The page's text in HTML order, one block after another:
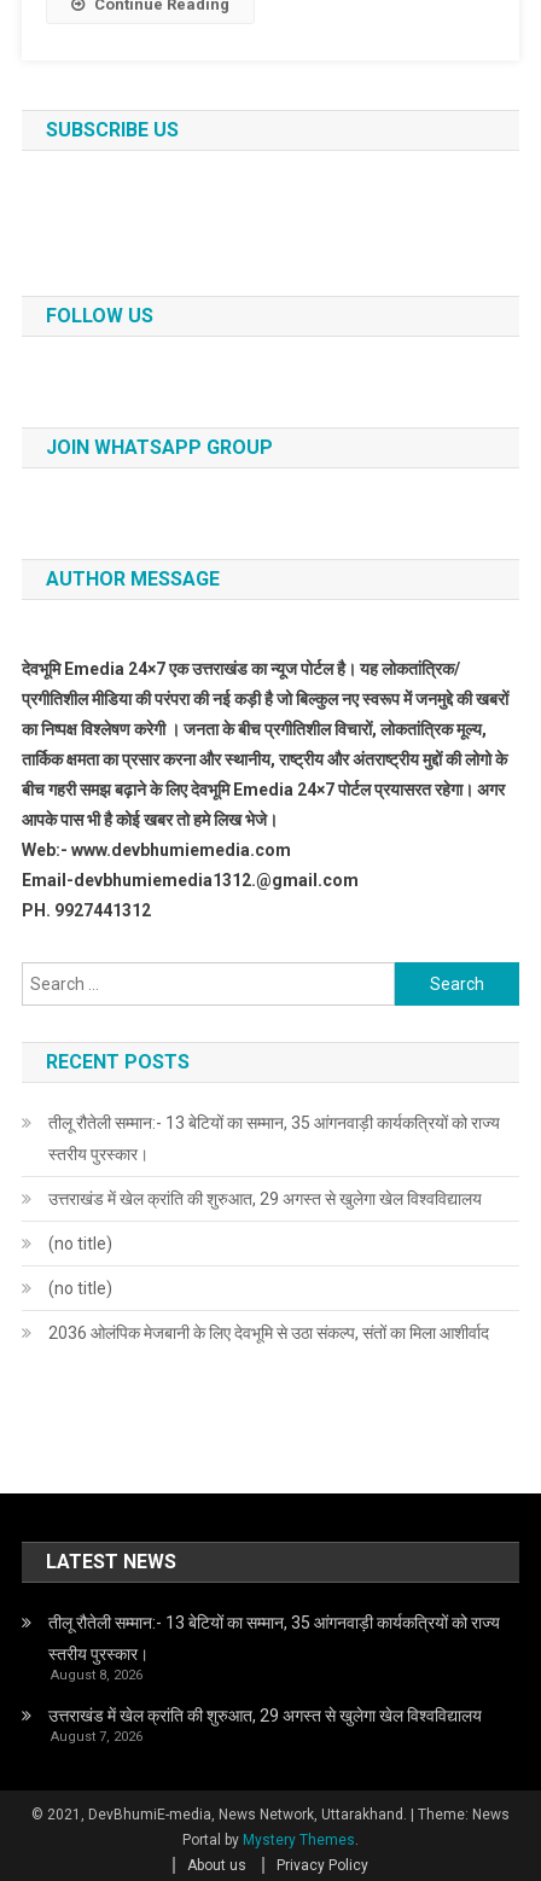
Continue Reading
SUBSCRIBE US
FOLLOW US
JOIN WHATSAPP GROUP
AUTHOR MESSAGE
देवभूमि Emedia 24×7 एक उत्तराखंड का न्यूज पोर्टल है। यह लोकतांत्रिक/
प्रगीतिशील मीडिया की परंपरा की नई कड़ी है जो बिल्कुल नए स्वरूप में जनमुद्दे की खबरों
का निष्पक्ष विश्लेषण करेगी । जनता के बीच प्रगीतिशील विचारों, लोकतांत्रिक मूल्य,
तार्किक क्षमता का प्रसार करना और स्थानीय, राष्ट्रीय और अंतराष्ट्रीय मुद्दों की लोगो के
बीच गहरी समझ बढ़ाने के लिए देवभूमि Emedia 24×7 पोर्टल प्रयासरत रहेगा। अगर
आपके पास भी है कोई खबर तो हमे लिख भेजे।
Web:- www.devbhumiemedia.com
Email-devbhumiemedia1312.@gmail.com
PH. 9927441312
Search
for:
RECENT POSTS
तीलू रौतेली सम्मान:- 13 बेटियों का सम्मान, 35 आंगनवाड़ी कार्यकत्रियों को राज्य
स्तरीय पुरस्कार।
उत्तराखंड में खेल क्रांति की शुरुआत, 29 अगस्त से खुलेगा खेल विश्वविद्यालय
(no title)
(no title)
2036 ओलंपिक मेजबानी के लिए देवभूमि से उठा संकल्प, संतों का मिला आशीर्वाद
LATEST NEWS
तीलू रौतेली सम्मान:- 13 बेटियों का सम्मान, 35 आंगनवाड़ी कार्यकत्रियों को राज्य
स्तरीय पुरस्कार।
August 8, 2026
उत्तराखंड में खेल क्रांति की शुरुआत, 29 अगस्त से खुलेगा खेल विश्वविद्यालय
August 7, 2026
© 2021, DevBhumiE-media, News Network, Uttarakhand.
Theme: News
Portal by Mystery Themes.
About us
Privacy Policy